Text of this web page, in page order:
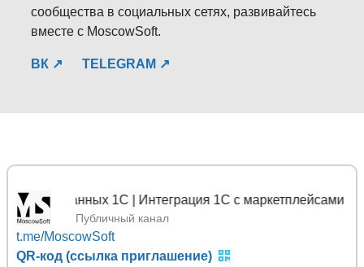
сообщества в социальных сетях, развивайтесь
вместе с MoscowSoft.
ВК ↗ TELEGRAM ↗
1С | Интеграция 1С с маркетплейсами
Публичный канал
t.me/MoscowSoft
QR-код (ссылка приглашение)